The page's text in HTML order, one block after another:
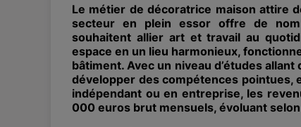
Le métier de décoratrice maison attire
secteur en plein essor offre de
souhaitent allier art et travail au
espace en un lieu harmonieux,
bâtiment. Avec un niveau d’études
développer des compétences pointues,
indépendant ou en entreprise, les
000 euros brut mensuels, évoluant